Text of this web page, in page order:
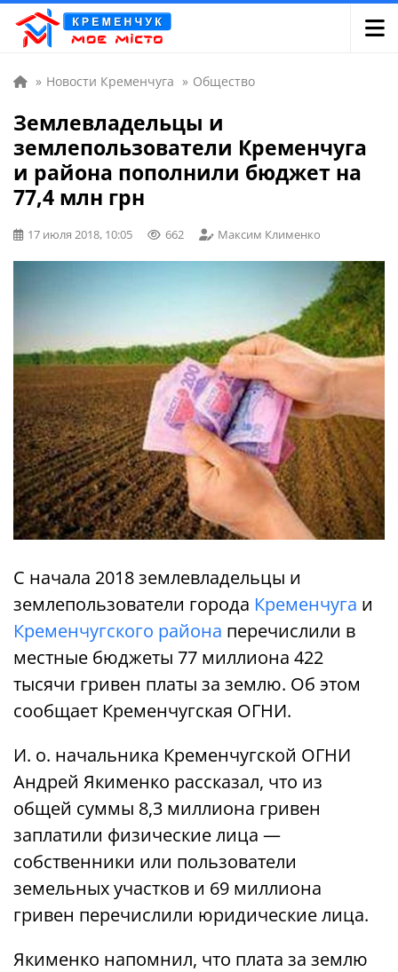
» Новости Кременчуга » Общество
Землевладельцы и
землепользователи Кременчуга
и района пополнили бюджет на
77,4 млн грн
17 июля 2018, 10:05 662 Максим Клименко
С начала 2018 землевладельцы и
землепользователи города Кременчуга и
Кременчугского района перечислили в
местные бюджеты 77 миллиона 422
тысячи гривен платы за землю. Об этом
сообщает Кременчугская ОГНИ.
И. о. начальника Кременчугской ОГНИ
Андрей Якименко рассказал, что из
общей суммы 8,3 миллиона гривен
заплатили физические лица —
собственники или пользователи
земельных участков и 69 миллиона
гривен перечислили юридические лица.
Якименко напомнил, что плата за землю